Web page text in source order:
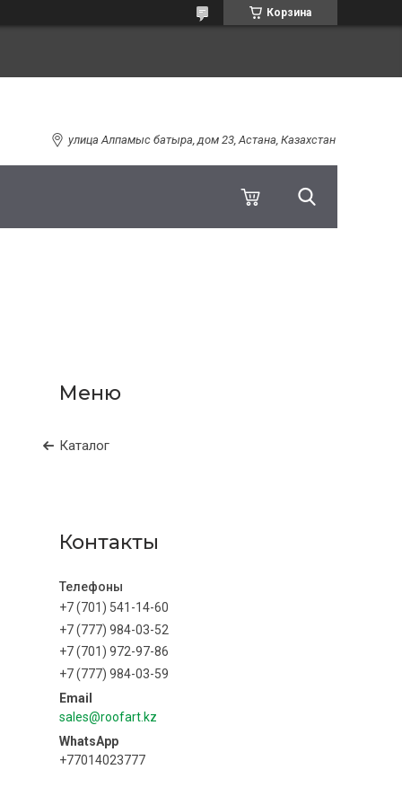
Корзина
улица Алпамыс батыра, дом 23, Астана, Казахстан
Каталог
Контакты
+7 (701) 541-14-60
+7 (777) 984-03-52
+7 (701) 972-97-86
+7 (777) 984-03-59
sales@roofart.kz
+77014023777